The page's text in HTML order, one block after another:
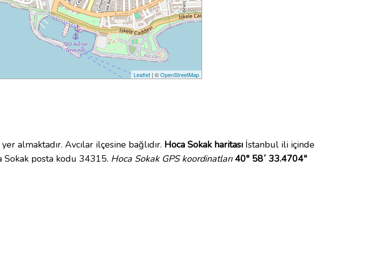
Leaflet | ©OpenStreetMap
almaktadır. Avcılar ilçesine bağlıdır. Hoca Sokak haritası İstanbul ili içinde
posta kodu 34315. Hoca Sokak GPS koordinatları 40° 58´ 33.4704"